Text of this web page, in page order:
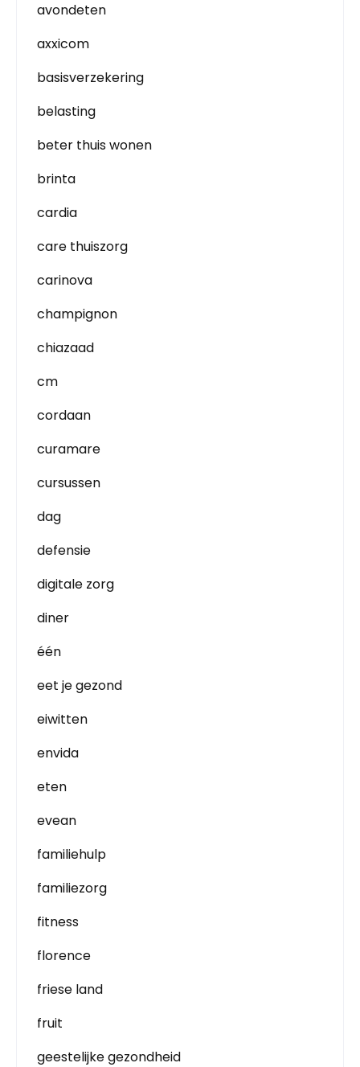
avondeten
axxicom
basisverzekering
belasting
beter thuis wonen
brinta
cardia
care thuiszorg
carinova
champignon
chiazaad
cm
cordaan
curamare
cursussen
dag
defensie
digitale zorg
diner
één
eet je gezond
eiwitten
envida
eten
evean
familiehulp
familiezorg
fitness
florence
friese land
fruit
geestelijke gezondheid